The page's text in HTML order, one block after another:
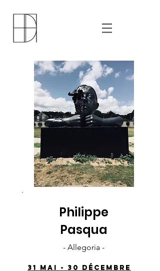
Philippe
Pasqua
- Allegoria -
31 mai - 30 décembre